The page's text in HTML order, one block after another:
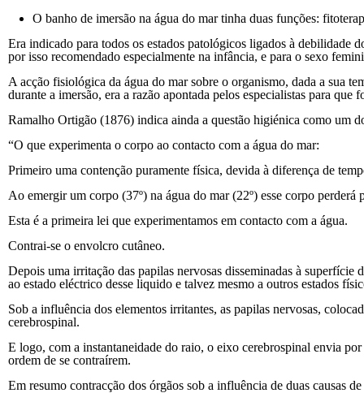
O banho de imersão na água do mar tinha duas funções:
Era indicado para todos os estados patológicos ligados à debilidade
por isso recomendado especialmente na infância, e para o sexo
A acção fisiológica da água do mar sobre o organismo, dada a sua
durante a imersão, era a razão apontada pelos especialistas para
Ramalho Ortigão (1876) indica ainda a questão higiénica como um
“O que experimenta o corpo ao contacto com a água do mar:
Primeiro uma contenção puramente física, devida à diferença de
Ao emergir um corpo (37º) na água do mar (22º) esse corpo perderá
Esta é a primeira lei que experimentamos em contacto com a água.
Contrai-se o envolcro cutâneo.
Depois uma irritação das papilas nervosas disseminadas à
ao estado eléctrico desse liquido e talvez mesmo a outros estados
Sob a influência dos elementos irritantes, as papilas nervosas,
cerebrospinal.
E logo, com a instantaneidade do raio, o eixo cerebrospinal envia
ordem de se contraírem.
Em resumo contracção dos órgãos sob a influência de duas causas